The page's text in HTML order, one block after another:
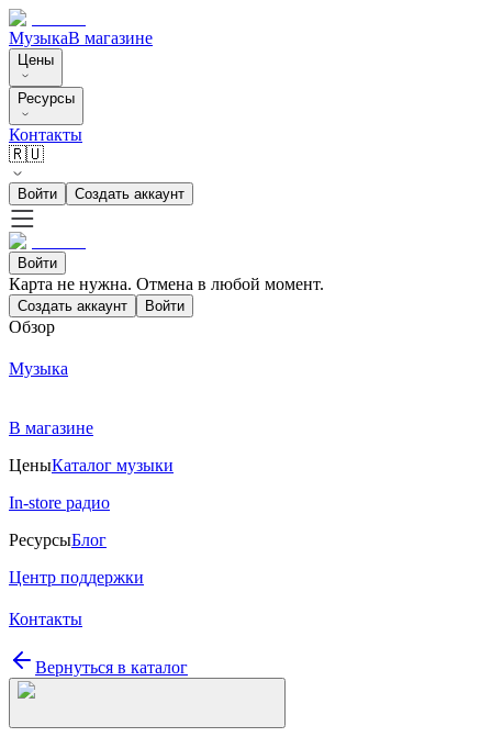
МузыкаВ магазине
Цены
Ресурсы
Контакты
🇷🇺
Войти Создать аккаунт
Войти
Карта не нужна. Отмена в любой момент.
Создать аккаунт Войти
Обзор
Музыка
В магазине
ЦеныКаталог музыки
In-store радио
РесурсыБлог
Центр поддержки
Контакты
Вернуться в каталог